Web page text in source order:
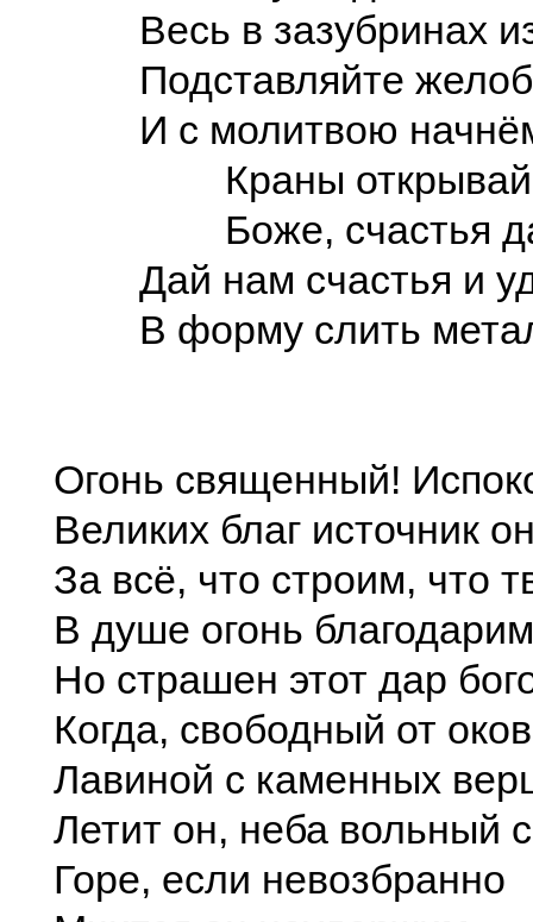
Весь в зазубринах
Подставляйте желоб
И с молитвою
Краны
Боже, счастья
Дай нам счастья и
В форму слить
Огонь священный!
Великих благ источник
За всё, что строим, что
В душе огонь
Но страшен этот дар
Когда, свободный от
Лавиной с каменных
Летит он, неба вольный
Горе, если невозбранно